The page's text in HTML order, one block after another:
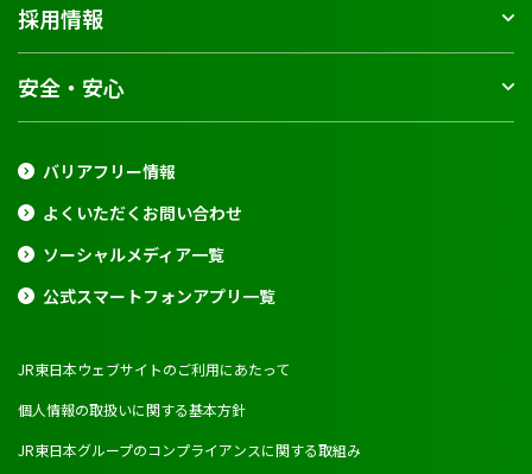
採用情報
安全・安心
バリアフリー情報
よくいただくお問い合わせ
ソーシャルメディア一覧
公式スマートフォンアプリ一覧
JR東日本ウェブサイトのご利用にあたって
個人情報の取扱いに関する基本方針
JR東日本グループのコンプライアンスに関する取組み